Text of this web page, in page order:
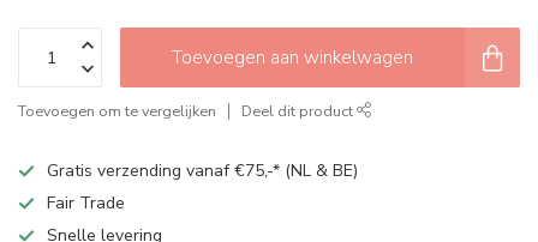
Toevoegen aan winkelwagen
Toevoegen om te vergelijken Deel dit product
Gratis verzending vanaf €75,-* (NL & BE)
Fair Trade
Snelle levering